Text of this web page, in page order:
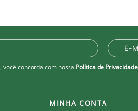
concorda com nossa Política de Privacidade
MINHA CONTA